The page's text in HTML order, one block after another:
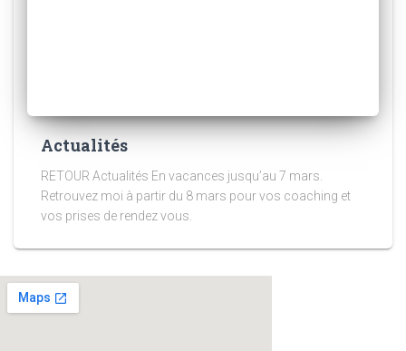
Actualités
RETOUR Actualités En vacances jusqu’au 7 mars.
Retrouvez moi à partir du 8 mars pour vos coaching et
vos prises de rendez vous.